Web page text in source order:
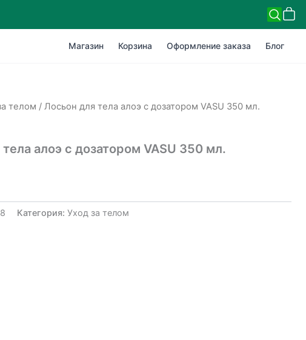
Магазин Корзина Оформление заказа Блог
телом / Лосьон для тела алоэ с дозатором VASU 350 мл.
алоэ с дозатором VASU 350 мл.
Категория: Уход за телом